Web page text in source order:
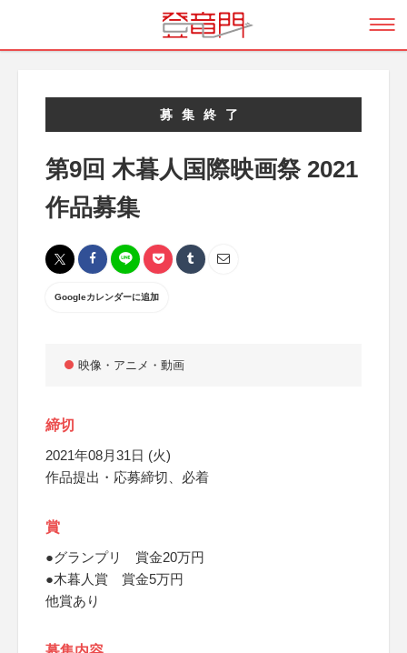
募集終了
第9回 木暮人国際映画祭 2021
作品募集
Googleカレンダーに追加
映像・アニメ・動画
締切
2021年08月31日 (火)
作品提出・応募締切、必着
賞
●グランプリ 賞金20万円
●木暮人賞 賞金5万円
他賞あり